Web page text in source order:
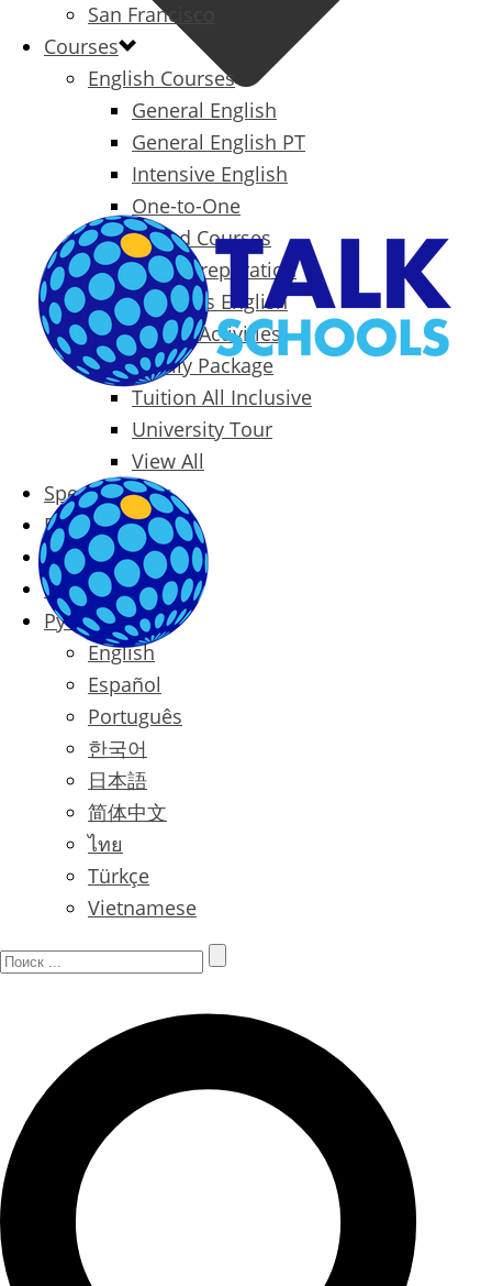
San Francisco
Courses
English Courses
General English
General English PT
Intensive English
One-to-One
Specialized Courses
Exam Preparation
Business English
Packages & Activities
Family Package
Tuition All Inclusive
University Tour
View All
Special Offers
Prices
Blog
Contact
Русский
English
Español
Português
한국어
日本語
简体中文
ไทย
Türkçe
Vietnamese